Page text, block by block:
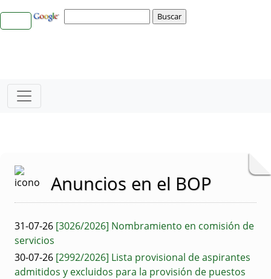
Anuncios en el BOP
31-07-26 [3026/2026] Nombramiento en comisión de
servicios
30-07-26 [2992/2026] Lista provisional de aspirantes
admitidos y excluidos para la provisión de puestos